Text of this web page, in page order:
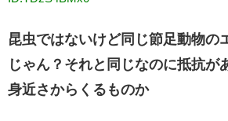
昆虫ではないけど同じ節足動物の
じゃん？それと同じなのに抵抗が
身近さからくるものか